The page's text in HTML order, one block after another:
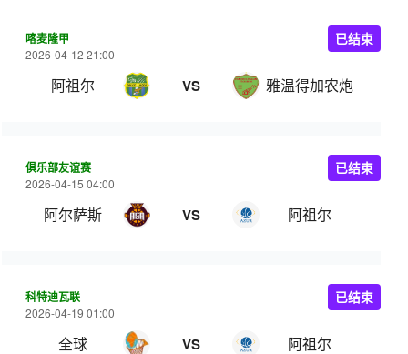
喀麦隆甲
2026-04-12 21:00
阿祖尔 VS 雅温得加农炮
已结束
俱乐部友谊赛
2026-04-15 04:00
阿尔萨斯 VS 阿祖尔
已结束
科特迪瓦联
2026-04-19 01:00
全球 VS 阿祖尔
已结束